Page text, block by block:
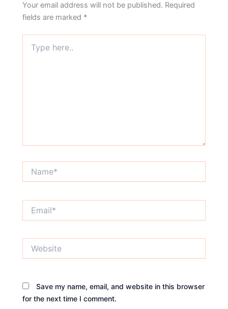
Your email address will not be published. Required
fields are marked *
here..
Save my name, email, and website in this browser
for the next time I comment.